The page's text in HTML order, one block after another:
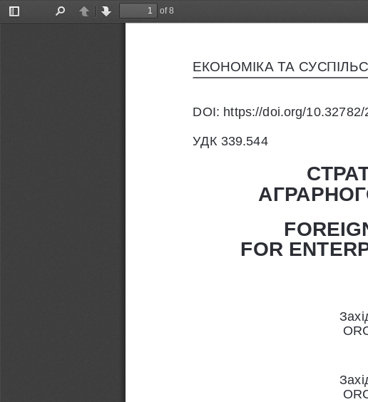
Toggle
PreviousNext
of 8
ЕКОНОМІКА ТА
DOI: https://doi.org/
УДК 339.544
FOR